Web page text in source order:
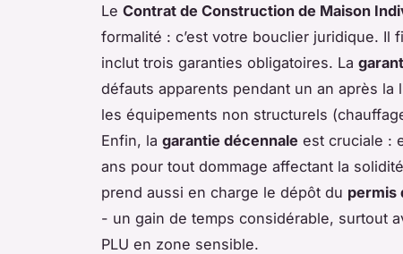
Le Contrat de Construction de Maison
formalité : c’est votre bouclier juridique.
inclut trois garanties obligatoires. La
défauts apparents pendant un an après la
les équipements non structurels
Enfin, la garantie décennale est cruciale :
ans pour tout dommage affectant la
prend aussi en charge le dépôt du permis
- un gain de temps considérable, surtout
PLU en zone sensible.